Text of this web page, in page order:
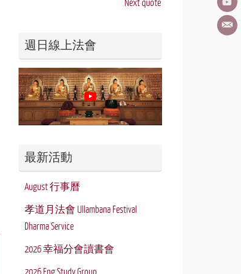
Next quote
週日線上法會
最新活動
August 行事曆
孝道月法會 Ullambana Festival
Dharma Service
2026 幸福分會讀書會